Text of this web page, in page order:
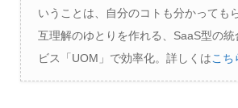
いうことは、自分のコトも分かっても
互理解のゆとりを作れる、SaaS型の統
ビス「UOM」で効率化。詳しくはこち